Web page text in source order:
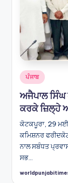
Posted
in
ਪੰਜਾਬ
ਅਜੈਪਾਲ ਸਿੰਘ
ਕਰਕੇ ਜ਼ਿਲ੍ਹੇ
ਕੋਟਕਪੂਰਾ, 29 ਮਈ
ਕਮਿਸ਼ਨਰ
ਨਾਲ ਸਬੰਧਤ
ਸਭ…
Posted